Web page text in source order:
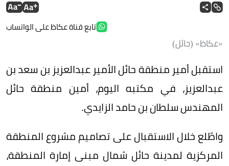
تابع قناة عكاظ على الواتساب
«عكاظ» (حائل)
استقبل أمير منطقة حائل الأمير عبدالعزيز بن سعد بن
عبدالعزيز، في مكتبه اليوم، أمين منطقة حائل
المهندس سلطان بن حامد الزايدي.
واطّلع خلال الاستقبال على تصاميم مشروع المنطقة
المركزية لمدينة حائل شمال مبنى إمارة المنطقة،